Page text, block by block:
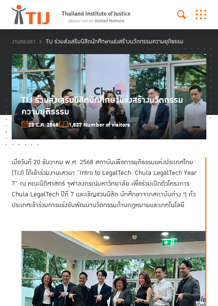
งานของเรา TIJ ร่วมส่งเสริมนิสิตนักศึกษาแข่งสร้างนวัตกรรมความยุติธรรม
TIJ ร่วมส่งเสริมนิสิตนักศึกษาแข่งสร้างนวัตกรรม
ความยุติธรรม
23 ธ.ค. 2568 1,837 Number of visitors
เมื่อวันที่ 20 ธันวาคม พ.ศ. 2568 สถาบันเพื่อการยุติธรรมแห่งประเทศไทย
(TIJ) ได้เข้าร่วมงานเสวนา “Intro to LegalTech: Chula LegalTech Year
7” ณ คณะนิติศาสตร์ จุฬาลงกรณ์มหาวิทยาลัย เพื่อร่วมเปิดตัวโครงการ
Chula LegalTech ปีที่ 7 และเชิญชวนนิสิต นักศึกษาจากสถาบันต่าง ๆ ทั่ว
ประเทศเข้าร่วมการแข่งขันพัฒนานวัตกรรมด้านกฎหมายและเทคโนโลยี